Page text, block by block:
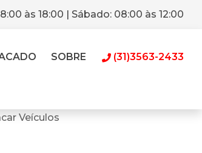
às 18:00 | Sábado: 08:00 às 12:00
SOBRE (31)3563-2433
Veículos